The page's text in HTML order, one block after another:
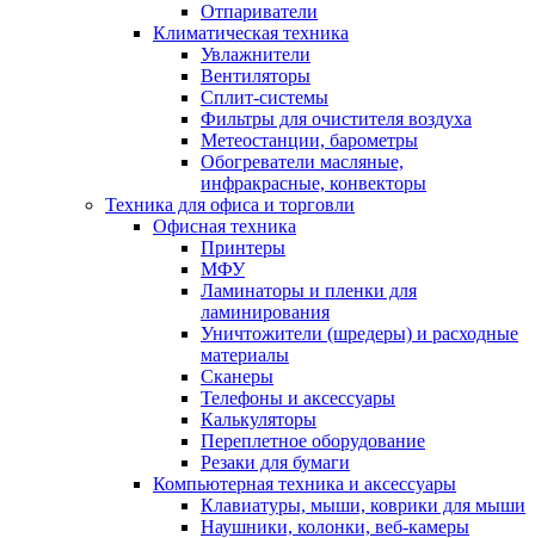
Отпариватели
Климатическая техника
Увлажнители
Вентиляторы
Сплит-системы
Фильтры для очистителя воздуха
Метеостанции, барометры
Обогреватели масляные,
инфракрасные, конвекторы
Техника для офиса и торговли
Офисная техника
Принтеры
МФУ
Ламинаторы и пленки для
ламинирования
Уничтожители (шредеры) и расходные
материалы
Сканеры
Телефоны и аксессуары
Калькуляторы
Переплетное оборудование
Резаки для бумаги
Компьютерная техника и аксессуары
Клавиатуры, мыши, коврики для мыши
Наушники, колонки, веб-камеры